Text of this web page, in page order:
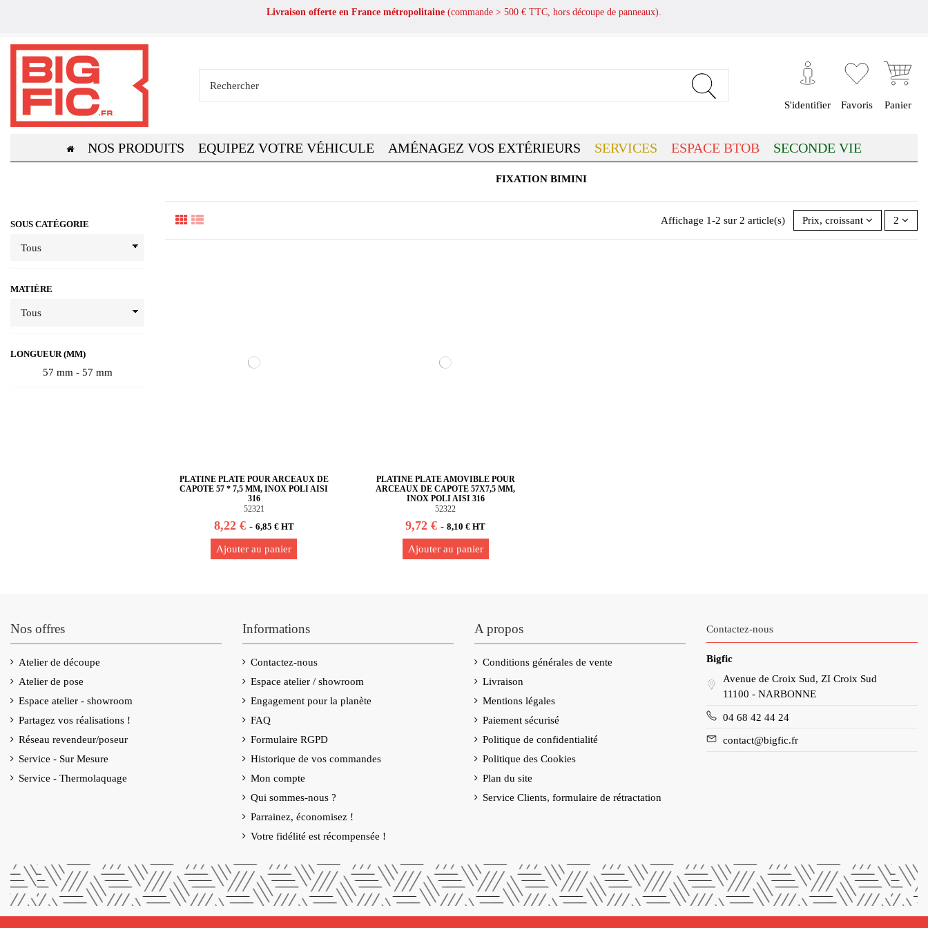
Livraison offerte en France métropolitaine (commande > 500 € TTC, hors découpe de panneaux).
S'identifier Favoris Panier
NOS PRODUITS EQUIPEZ VOTRE VÉHICULE AMÉNAGEZ VOS EXTÉRIEURS SERVICES ESPACE BTOB SECONDE VIE
FIXATION BIMINI
Affichage 1-2 sur 2 article(s) Prix, croissant 2
PLATINE PLATE POUR ARCEAUX DE
CAPOTE 57 * 7,5 MM, INOX POLI AISI
316
52321
8,22 € - 6,85 € HT
Ajouter au panier
PLATINE PLATE AMOVIBLE POUR
ARCEAUX DE CAPOTE 57X7,5 MM,
INOX POLI AISI 316
52322
9,72 €-8,10 € HT
Ajouter au panier
SOUS CATÉGORIE
MATIÈRE
LONGUEUR (MM)
57 mm - 57 mm
Nos offres
Atelier de découpe
Atelier de pose
Espace atelier - showroom
Partagez vos réalisations !
Réseau revendeur/poseur
Service - Sur Mesure
Service - Thermolaquage
Informations
Contactez-nous
Espace atelier / showroom
Engagement pour la planète
FAQ
Formulaire RGPD
Historique de vos commandes
Mon compte
Qui sommes-nous ?
Parrainez, économisez !
Votre fidélité est récompensée !
A propos
Conditions générales de vente
Livraison
Mentions légales
Paiement sécurisé
Politique de confidentialité
Politique des Cookies
Plan du site
Service Clients, formulaire de rétractation
Contactez-nous
Bigfic
Avenue de Croix Sud, ZI Croix Sud
11100 - NARBONNE
04 68 42 44 24
contact@bigfic.fr